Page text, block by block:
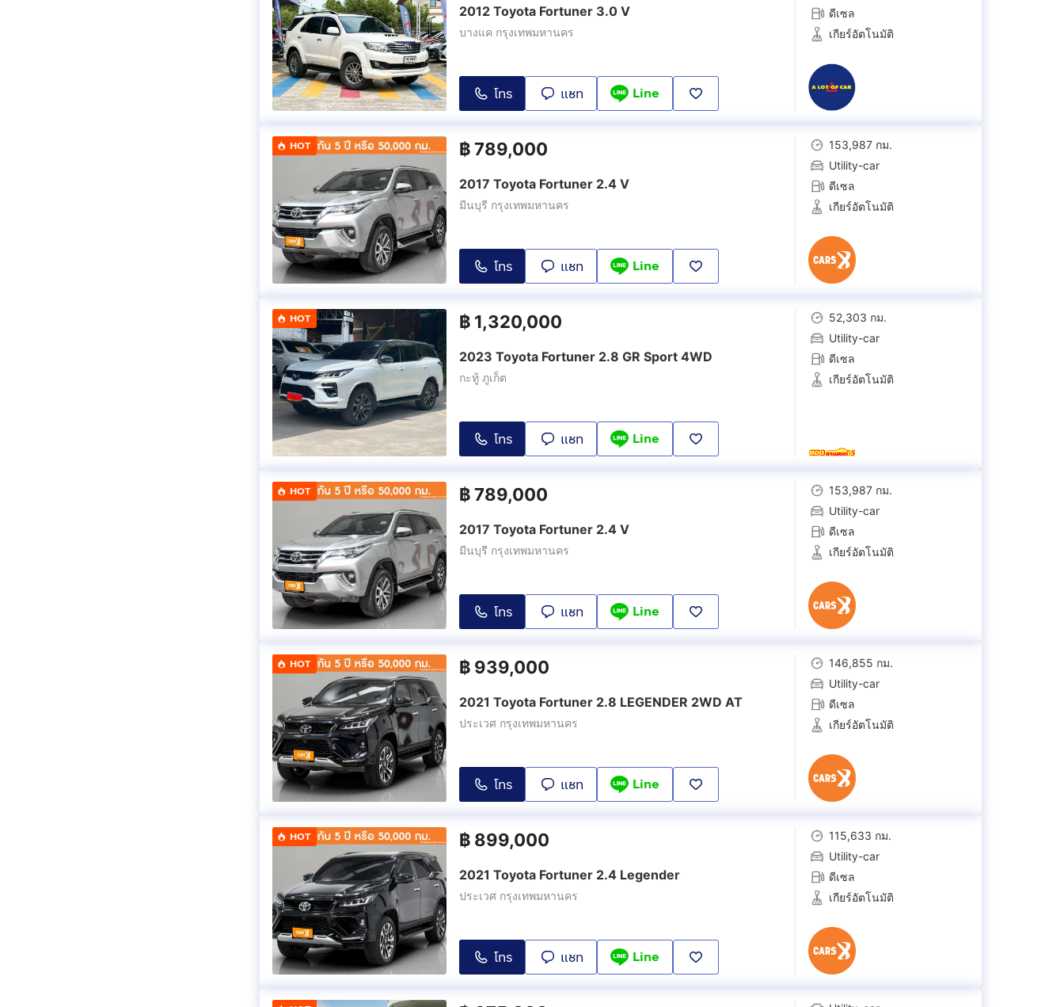
2012 Toyota Fortuner 3.0 V
บางแค กรุงเทพมหานคร
โทร แชท Line
ดีเซล
เกียร์อัตโนมัติ
HOT ฿789,000
2017 Toyota Fortuner 2.4 V
มีนบุรี กรุงเทพมหานคร
โทร แชท Line
153,987 กม.
Utility-car
ดีเซล
เกียร์อัตโนมัติ
HOT ฿ 1,320,000
2023 Toyota Fortuner 2.8 GR Sport 4WD
กะทู้ ภูเก็ต
โทร แชท Line
52,303 กม.
Utility-car
ดีเซล
เกียร์อัตโนมัติ
HOT ฿789,000
2017 Toyota Fortuner 2.4 V
มีนบุรี กรุงเทพมหานคร
โทร แชท Line
153,987 กม.
Utility-car
ดีเซล
เกียร์อัตโนมัติ
HOT ฿ 939,000
2021 Toyota Fortuner 2.8 LEGENDER 2WD AT
ประเวศ กรุงเทพมหานคร
โทร แชท Line
146,855 กม.
Utility-car
ดีเซล
เกียร์อัตโนมัติ
HOT ฿ 899,000
2021 Toyota Fortuner 2.4 Legender
ประเวศ กรุงเทพมหานคร
โทร แชท Line
115,633 กม.
Utility-car
ดีเซล
เกียร์อัตโนมัติ